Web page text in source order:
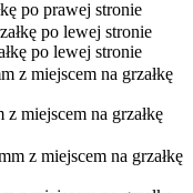
po lewej stronie
z miejscem na grzałkę
z miejscem na grzałkę